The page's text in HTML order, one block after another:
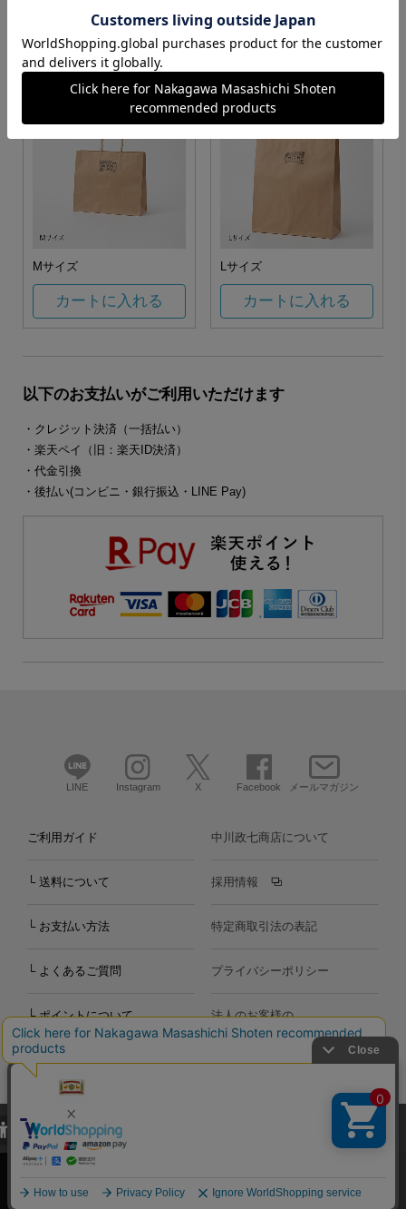
カートに入れる カートに入れる
Mサイズ
カートに入れる
Lサイズ
カートに入れる
以下のお支払いがご利用いただけます
・クレジット決済（一括払い）
・楽天ペイ（旧：楽天ID決済）
・代金引換
・後払い(コンビニ・銀行振込・LINE Pay)
LINE Instagram X Facebook メールマガジン
ご利用ガイド
└ 送料について
└ お支払い方法
└ よくあるご質問
└ ポイントについて
お問い合わせ
中川政七商店について
採用情報
特定商取引法の表記
プライバシーポリシー
法人のお客様の
お問い合わせ
Copyright©2000-2026
Nakagawa Masashichi Shoten All Rights Reserved.
当サイトでは、当サイト内における閲覧履歴・属性情報などの取得およ
び利便性向上のためにクッキー（Cookie）を使用いたします。詳細に
関しては「プライバシーポリシー
承諾する